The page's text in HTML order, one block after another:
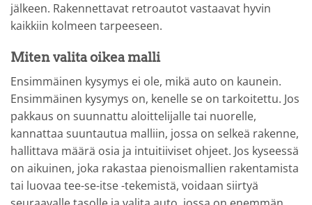
jälkeen. Rakennettavat retroautot vastaavat hyvin
kaikkiin kolmeen tarpeeseen.
Miten valita oikea malli
Ensimmäinen kysymys ei ole, mikä auto on kaunein.
Ensimmäinen kysymys on, kenelle se on tarkoitettu. Jos
pakkaus on suunnattu aloittelijalle tai nuorelle,
kannattaa suuntautua malliin, jossa on selkeä rakenne,
hallittava määrä osia ja intuitiiviset ohjeet. Jos kyseessä
on aikuinen, joka rakastaa pienoismallien rakentamista
tai luovaa tee-se-itse -tekemistä, voidaan siirtyä